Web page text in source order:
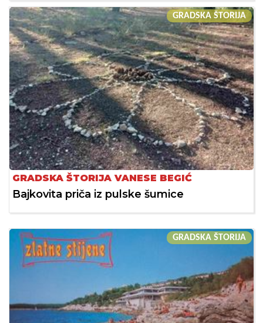
GRADSKA ŠTORIJA
GRADSKA ŠTORIJA VANESE BEGIĆ
Bajkovita priča iz pulske šumice
GRADSKA ŠTORIJA